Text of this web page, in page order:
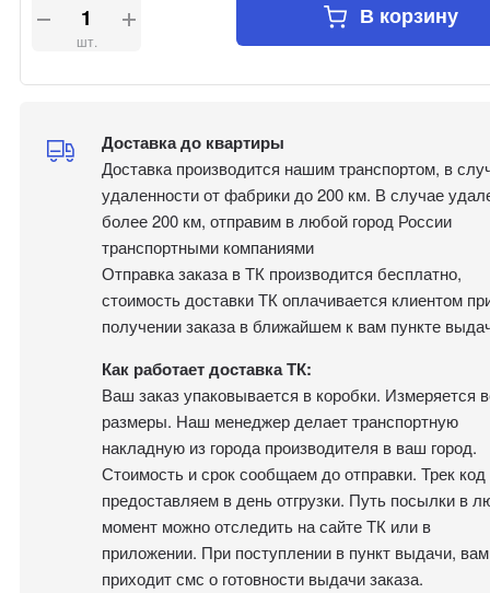
шт.
В корзину
Доставка до квартиры
Доставка производится нашим транспортом, в
удаленности от фабрики до 200 км. В случае
более 200 км, отправим в любой город России
транспортными компаниями
Отправка заказа в ТК производится бесплатно,
стоимость доставки ТК оплачивается клиентом
получении заказа в ближайшем к вам пункте
Как работает доставка ТК:
Ваш заказ упаковывается в коробки. Измеряется
размеры. Наш менеджер делает транспортную
накладную из города производителя в ваш город.
Стоимость и срок сообщаем до отправки. Трек код
предоставляем в день отгрузки. Путь посылки в
момент можно отследить на сайте ТК или в
приложении. При поступлении в пункт выдачи, вам
приходит смс о готовности выдачи заказа.